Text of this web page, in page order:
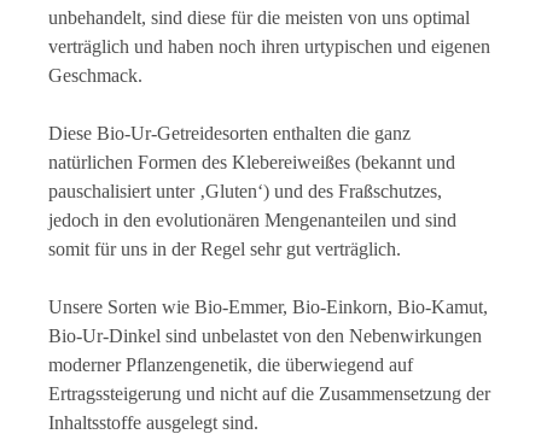
unbehandelt, sind diese für die meisten von uns optimal
verträglich und haben noch ihren urtypischen und eigenen
Geschmack.
Diese Bio-Ur-Getreidesorten enthalten die ganz
natürlichen Formen des Klebereiweißes (bekannt und
pauschalisiert unter ‚Gluten‘) und des Fraßschutzes,
jedoch in den evolutionären Mengenanteilen und sind
somit für uns in der Regel sehr gut verträglich.
Unsere Sorten wie Bio-Emmer, Bio-Einkorn, Bio-Kamut,
Bio-Ur-Dinkel sind unbelastet von den Nebenwirkungen
moderner Pflanzengenetik, die überwiegend auf
Ertragssteigerung und nicht auf die Zusammensetzung der
Inhaltsstoffe ausgelegt sind.